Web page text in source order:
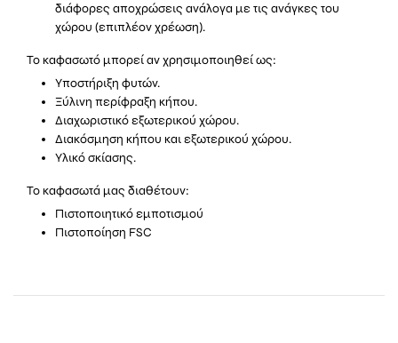
διάφορες αποχρώσεις ανάλογα με τις ανάγκες του
χώρου (επιπλέον χρέωση).
Το καφασωτό μπορεί αν χρησιμοποιηθεί ως:
Υποστήριξη φυτών.
Ξύλινη περίφραξη κήπου.
Διαχωριστικό εξωτερικού χώρου.
Διακόσμηση κήπου και εξωτερικού χώρου.
Υλικό σκίασης.
Το καφασωτά μας διαθέτουν:
Πιστοποιητικό εμποτισμού
Πιστοποίηση FSC